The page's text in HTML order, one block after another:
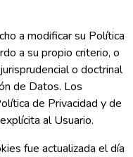
a modificar su Política
a su propio criterio, o
o doctrinal
de Datos. Los
de Privacidad y de
al Usuario.
fue actualizada el día